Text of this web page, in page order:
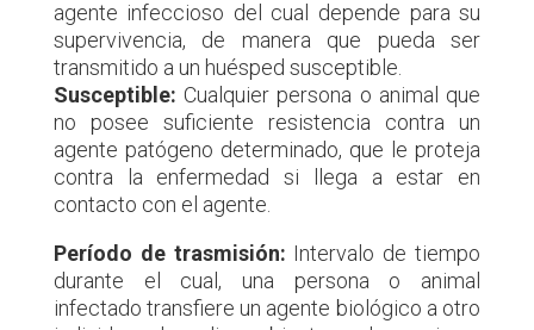
agente infeccioso del cual depende para su
supervivencia, de manera que pueda ser
transmitido a un huésped susceptible.
Susceptible: Cualquier persona o animal que
no posee suficiente resistencia contra un
agente patógeno determinado, que le proteja
contra la enfermedad si llega a estar en
contacto con el agente.
Período de trasmisión: Intervalo de tiempo
durante el cual, una persona o animal
infectado transfiere un agente biológico a otro